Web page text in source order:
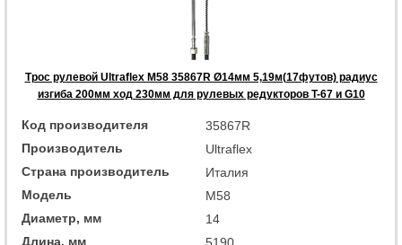
Трос рулевой Ultraflex M58 35867R Ø14мм 5,19м(17футов) радиус
изгиба 200мм ход 230мм для рулевых редукторов T-67 и G10
Код производителя
35867R
Производитель
Ultraflex
Страна производитель
Италия
Модель
M58
Диаметр, мм
14
Длина, мм